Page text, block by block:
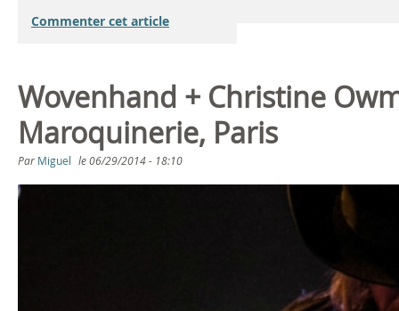
Commenter cet article
Wovenhand + Christine
Maroquinerie, Paris
Par Miguel le06/29/2014 - 18:10